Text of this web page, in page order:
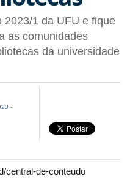
2023/1 da UFU e fique
as comunidades
da universidade
-
central-de-conteudo